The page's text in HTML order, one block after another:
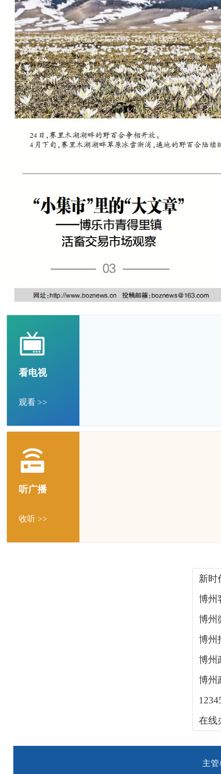
看电视
观看 >>
听广播
收听 >>
新时
博州
博州
博州
博州
博州
在线
主